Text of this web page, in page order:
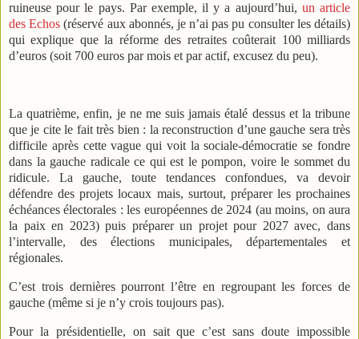
ruineuse pour le pays. Par exemple, il y a aujourd’hui, un article
des Echos (réservé aux abonnés, je n’ai pas pu consulter les détails)
qui explique que la réforme des retraites coûterait 100 milliards
d’euros (soit 700 euros par mois et par actif, excusez du peu).
La quatrième, enfin, je ne me suis jamais étalé dessus et la tribune
que je cite le fait très bien : la reconstruction d’une gauche sera très
difficile après cette vague qui voit la sociale-démocratie se fondre
dans la gauche radicale ce qui est le pompon, voire le sommet du
ridicule. La gauche, toute tendances confondues, va devoir
défendre des projets locaux mais, surtout, préparer les prochaines
échéances électorales : les européennes de 2024 (au moins, on aura
la paix en 2023) puis préparer un projet pour 2027 avec, dans
l’intervalle, des élections municipales, départementales et
régionales.
C’est trois dernières pourront l’être en regroupant les forces de
gauche (même si je n’y crois toujours pas).
Pour la présidentielle, on sait que c’est sans doute impossible